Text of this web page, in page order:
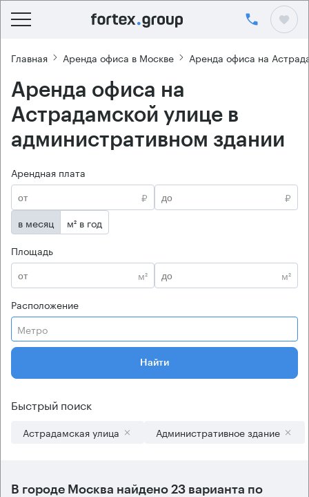
Главная Аренда офиса в Москве Аренда офиса на
Аренда офиса на
Астрадамской улице в
административном здании
Арендная плата
₽
₽
в месяц
м² в год
Площадь
м²
м²
Расположение
Метро
Найти
Быстрый поиск
Астрадамская улица Административное здание
В городе Москва найдено 23 варианта по